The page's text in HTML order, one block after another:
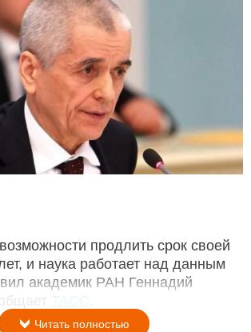
продлить срок своей
и наука работает над данным
академик РАН Геннадий
ТАСС
Читать полностью